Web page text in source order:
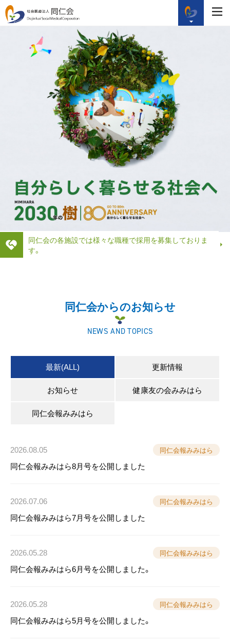
同仁会の各施設では様々な職種で採用を募集しておりま
す。
同仁会からのお知らせ
NEWS AND TOPICS
最新(ALL) 更新情報
お知らせ 健康友の会みみはら
同仁会報みみはら
2026.08.05 同仁会報みみはら
同仁会報みみはら8月号を公開しました
2026.07.06 同仁会報みみはら
同仁会報みみはら7月号を公開しました
2026.05.28 同仁会報みみはら
同仁会報みみはら6月号を公開しました。
2026.05.28 同仁会報みみはら
同仁会報みみはら5月号を公開しました。